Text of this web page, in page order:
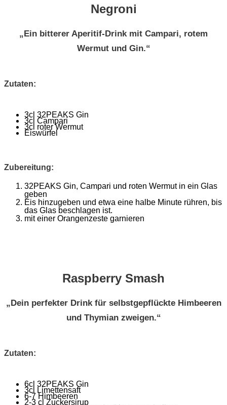
Negroni
„Ein bitterer Aperitif-Drink mit Campari, rotem
Wermut und Gin.“
Zutaten:
3cl 32PEAKS Gin
3cl Campari
3cl roter Wermut
Eiswürfel
Zubereitung:
32PEAKS Gin, Campari und roten Wermut in ein Glas
geben
Eis hinzugeben und etwa eine halbe Minute rühren, bis
das Glas beschlagen ist.
mit einer Orangenzeste garnieren
Raspberry Smash
„Dein perfekter Drink für selbstgepflückte Himbeeren
und Thymian zweigen.“
Zutaten:
6cl 32PEAKS Gin
3cl Limettensaft
6-7 Himbeeren
2-3 cl Zuckersirup